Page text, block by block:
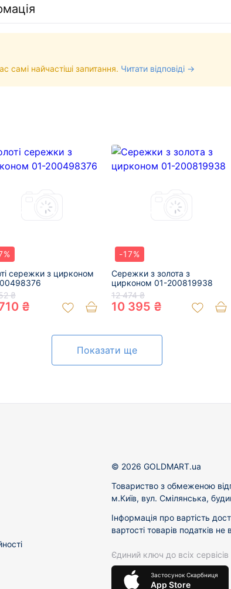
самі найчастіші запитання. Читати відповіді →
сережки з цирконом
₴
₴
-17%
Сережки з золота з
цирконом 01-200819938
12 474 ₴
10 395 ₴
Показати ще
© 2026 GOLDMART.ua
Товариство з обмеженою
м.Київ, вул. Смілянська,
Інформація про вартість
вартості товарів податків
Єдиний ключ до всіх сервісів
Застосунок Скарбниця
App Store